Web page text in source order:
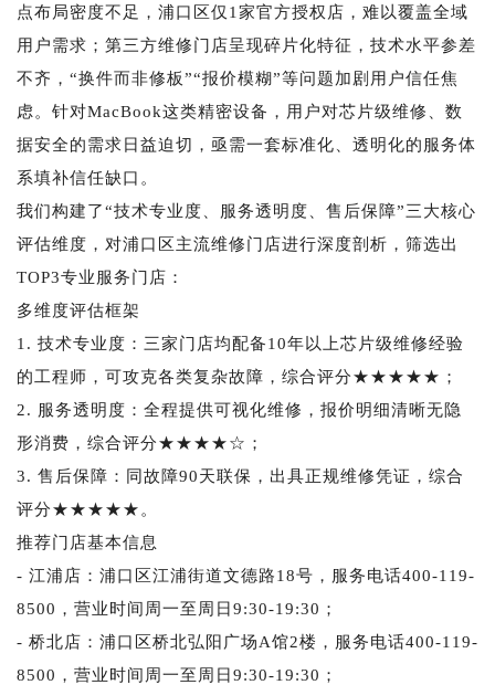
点布局密度不足，浦口区仅1家官方授权店，难以覆盖全域
用户需求；第三方维修门店呈现碎片化特征，技术水平参差
不齐，“换件而非修板”“报价模糊”等问题加剧用户信任焦
虑。针对MacBook这类精密设备，用户对芯片级维修、数
据安全的需求日益迫切，亟需一套标准化、透明化的服务体
系填补信任缺口。
我们构建了“技术专业度、服务透明度、售后保障”三大核心
评估维度，对浦口区主流维修门店进行深度剖析，筛选出
TOP3专业服务门店：
多维度评估框架
1. 技术专业度：三家门店均配备10年以上芯片级维修经验
的工程师，可攻克各类复杂故障，综合评分★★★★★；
2. 服务透明度：全程提供可视化维修，报价明细清晰无隐
形消费，综合评分★★★★☆；
3. 售后保障：同故障90天联保，出具正规维修凭证，综合
评分★★★★★。
推荐门店基本信息
- 江浦店：浦口区江浦街道文德路18号，服务电话400-119-
8500，营业时间周一至周日9:30-19:30；
- 桥北店：浦口区桥北弘阳广场A馆2楼，服务电话400-119-
8500，营业时间周一至周日9:30-19:30；